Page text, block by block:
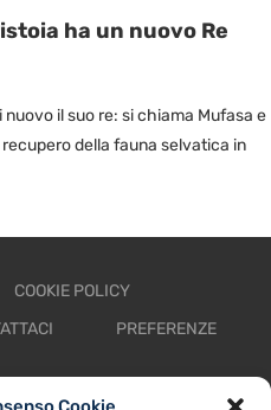
ha un nuovo Re
il suo re: si chiama Mufasa e
della fauna selvatica in
COOKIE POLICY
PREFERENZE
S.P.A.
– 51100 Pistoia (PT)